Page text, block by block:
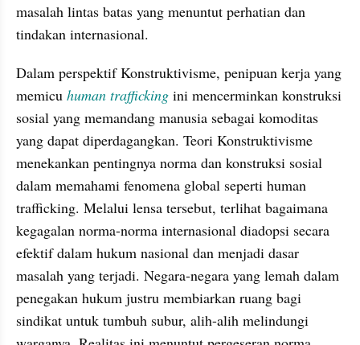
masalah lintas batas yang menuntut perhatian dan
tindakan internasional.
Dalam perspektif Konstruktivisme, penipuan kerja yang
memicu human trafficking ini mencerminkan konstruksi
sosial yang memandang manusia sebagai komoditas
yang dapat diperdagangkan. Teori Konstruktivisme
menekankan pentingnya norma dan konstruksi sosial
dalam memahami fenomena global seperti human
trafficking. Melalui lensa tersebut, terlihat bagaimana
kegagalan norma-norma internasional diadopsi secara
efektif dalam hukum nasional dan menjadi dasar
masalah yang terjadi. Negara-negara yang lemah dalam
penegakan hukum justru membiarkan ruang bagi
sindikat untuk tumbuh subur, alih-alih melindungi